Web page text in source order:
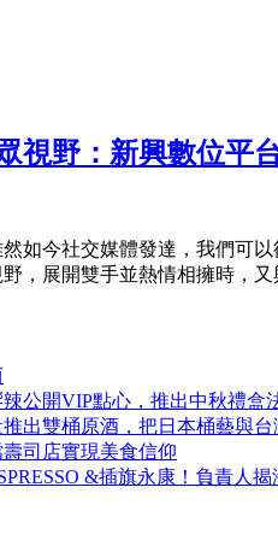
視野：新興數位平
如今社交媒體發達，我們可
，展開雙手並熱情相擁時，
公開VIP點心，推出中秋禮盒
出雙桶原酒，把日本桶藝與
司店實現美食信仰
&插旗永康！負責人